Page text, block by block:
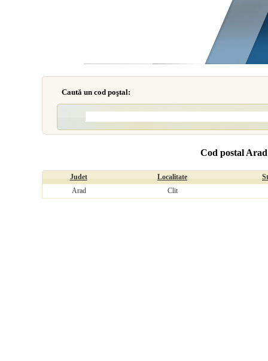
Caută un cod poştal:
Cod postal
Judet Localitate
Arad
Clit